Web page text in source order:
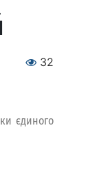
32
єдиного